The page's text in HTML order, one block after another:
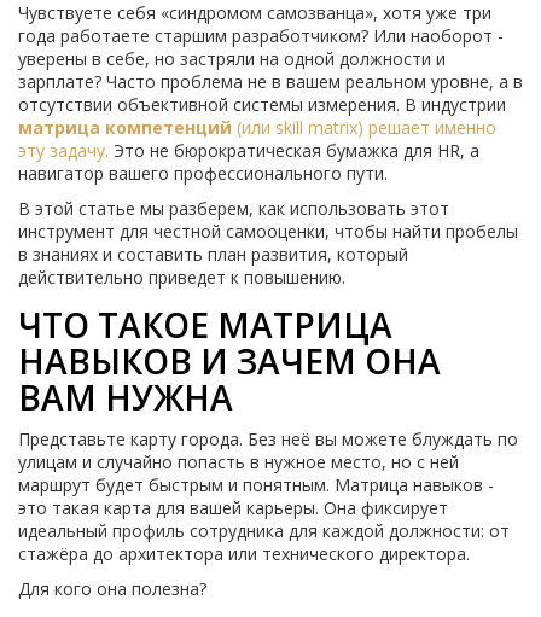
Чувствуете себя «синдромом самозванца», хотя уже три
года работаете старшим разработчиком? Или наоборот -
уверены в себе, но застряли на одной должности и
зарплате? Часто проблема не в вашем реальном уровне, а в
отсутствии объективной системы измерения. В индустрии
матрица компетенций (или skill matrix) решает именно
эту задачу. Это не бюрократическая бумажка для HR, а
навигатор вашего профессионального пути.
В этой статье мы разберем, как использовать этот
инструмент для честной самооценки, чтобы найти пробелы
в знаниях и составить план развития, который
действительно приведет к повышению.
ЧТО ТАКОЕ МАТРИЦА
НАВЫКОВ И ЗАЧЕМ ОНА
ВАМ НУЖНА
Представьте карту города. Без неё вы можете блуждать по
улицам и случайно попасть в нужное место, но с ней
маршрут будет быстрым и понятным. Матрица навыков -
это такая карта для вашей карьеры. Она фиксирует
идеальный профиль сотрудника для каждой должности: от
стажёра до архитектора или технического директора.
Для кого она полезна?